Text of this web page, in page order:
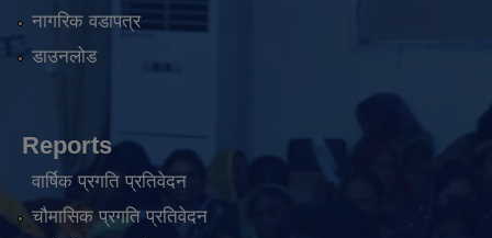
नागरिक वडापत्र
डाउनलोड
Reports
वार्षिक प्रगति प्रतिवेदन
चौमासिक प्रगति प्रतिवेदन